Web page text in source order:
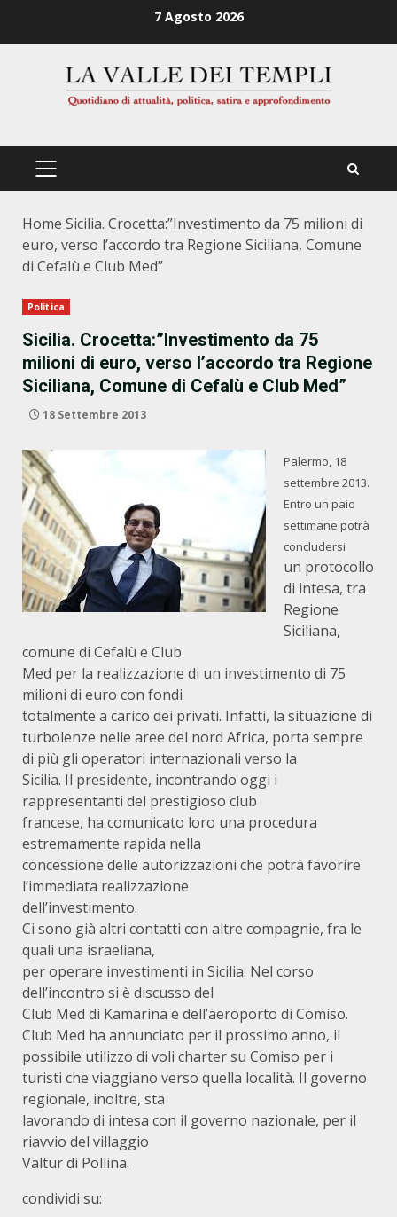
7 Agosto 2026
PRIMÄRES
Home Sicilia. Crocetta:”Investimento da 75 milioni di
euro, verso l’accordo tra Regione Siciliana, Comune
di Cefalù e Club Med”
Politica
Sicilia. Crocetta:”Investimento da 75
milioni di euro, verso l’accordo tra Regione
Siciliana, Comune di Cefalù e Club Med”
18 Settembre 2013
Palermo, 18
settembre 2013.
Entro un paio
settimane potrà
concludersi
un protocollo
di intesa, tra
Regione
Siciliana,
comune di Cefalù e Club
Med per la realizzazione di un investimento di 75
milioni di euro con fondi
totalmente a carico dei privati. Infatti, la situazione di
turbolenze nelle aree del nord Africa, porta sempre
di più gli operatori internazionali verso la
Sicilia. Il presidente, incontrando oggi i
rappresentanti del prestigioso club
francese, ha comunicato loro una procedura
estremamente rapida nella
concessione delle autorizzazioni che potrà favorire
l’immediata realizzazione
dell’investimento.
Ci sono già altri contatti con altre compagnie, fra le
quali una israeliana,
per operare investimenti in Sicilia. Nel corso
dell’incontro si è discusso del
Club Med di Kamarina e dell’aeroporto di Comiso.
Club Med ha annunciato per il prossimo anno, il
possibile utilizzo di voli charter su Comiso per i
turisti che viaggiano verso quella località. Il governo
regionale, inoltre, sta
lavorando di intesa con il governo nazionale, per il
riavvio del villaggio
Valtur di Pollina.
condividi su: